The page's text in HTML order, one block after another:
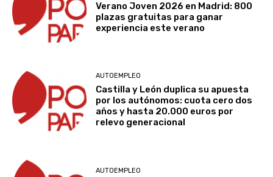
Verano Joven 2026 en Madrid: 800
plazas gratuitas para ganar
experiencia este verano
AUTOEMPLEO
Castilla y León duplica su apuesta
por los autónomos: cuota cero dos
años y hasta 20.000 euros por
relevo generacional
AUTOEMPLEO